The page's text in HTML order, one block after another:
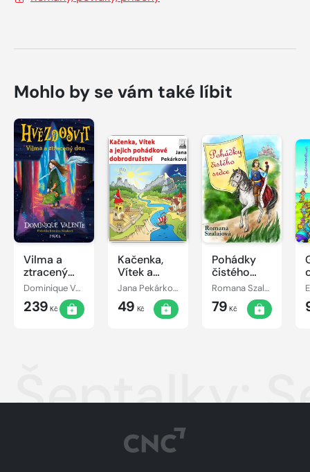
Mohlo by se vám také líbit
Vilma a
ztracený
den
Dominique Valente
239 Kč
Kačenka,
Vítek a
jejich
pohádkové
dobrodružství
Jana Pekárková
49 Kč
Pohádky
čistého
srdce
Romana Szalaiová
79 Kč
Šeptalky: